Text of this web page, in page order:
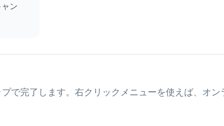
ン
で完了します。右クリックメニューを使えば、オ